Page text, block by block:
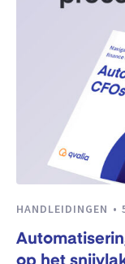
HANDLEIDINGEN